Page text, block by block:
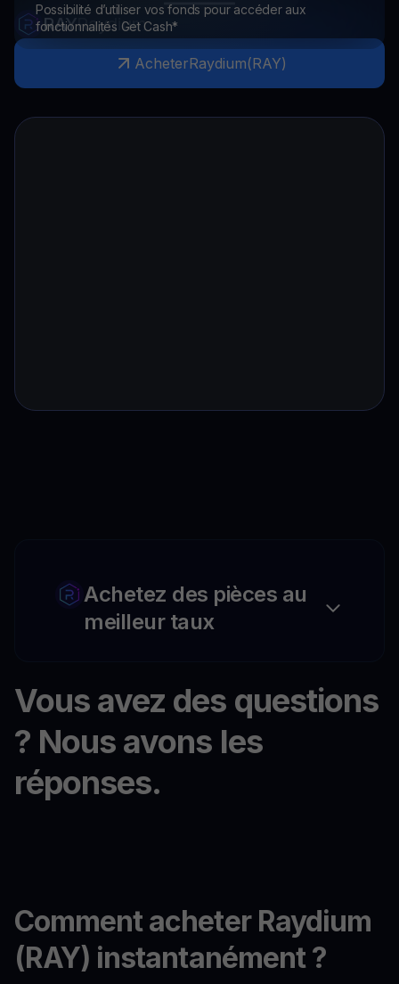
Possibilité d’utiliser vos fonds pour accéder aux
fonctionnalités Get Cash*
RAYRaydium
AcheterRaydium(RAY)
Achetez des pièces au
meilleur taux
Vous avez des questions
? Nous avons les
réponses.
Comment acheter Raydium
(RAY) instantanément ?